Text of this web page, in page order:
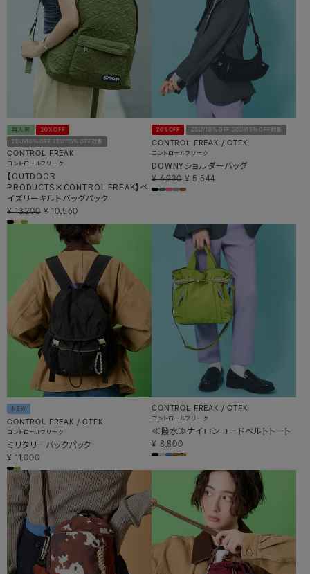
再入荷 20%OFF
2BUY10％OFF 3BUY15％OFF対象
CONTROL FREAK
コントロールフリーク
【OUTDOOR
PRODUCTS×CONTROL FREAK】ペ
イズリーキルトバッグパック
¥ 13,200 ¥ 10,560
20%OFF 2BUY10％OFF 3BUY15％OFF対象
CONTROL FREAK / CTFK
コントロールフリーク
DOWNYショルダーバッグ
¥ 6,930 ¥ 5,544
NEW
CONTROL FREAK / CTFK
コントロールフリーク
ミリタリーバックパック
¥ 11,000
CONTROL FREAK / CTFK
コントロールフリーク
≪撥水≫ナイロンコードベルトトート
¥ 8,800